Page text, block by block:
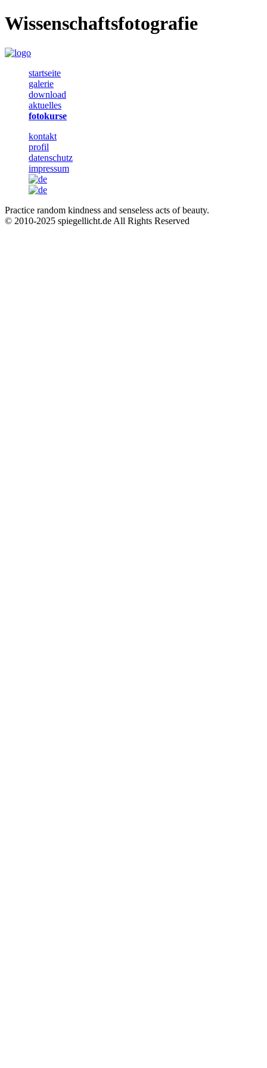
Wissenschaftsfotografie
startseite
galerie
download
aktuelles
fotokurse
kontakt
profil
datenschutz
impressum
Practice random kindness and senseless acts of beauty.
© 2010-2025 spiegellicht.de All Rights Reserved